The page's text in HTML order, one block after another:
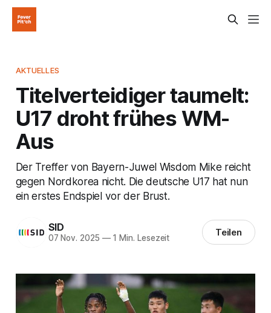
AKTUELLES
Titelverteidiger taumelt:
U17 droht frühes WM-
Aus
Der Treffer von Bayern-Juwel Wisdom Mike reicht
gegen Nordkorea nicht. Die deutsche U17 hat nun
ein erstes Endspiel vor der Brust.
SID
07 Nov. 2025 —1 Min. Lesezeit Teilen